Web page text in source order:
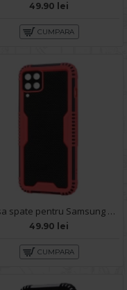
49.90 lei
CUMPARA
Husa spate pentru Samsung Galaxy A22 - Zip Case Rosu
49.90 lei
CUMPARA